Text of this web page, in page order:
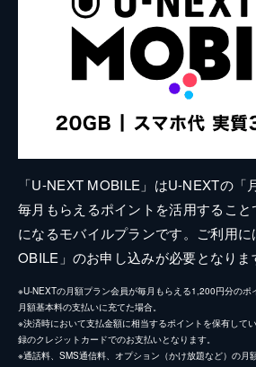
「U-NEXT MOBILE」はU-NEXTの「
毎月もらえるポイントを活用するこ
になるモバイルプランです。ご利用
OBILE」のお申し込みが必要となりま
※U-NEXTの月額プラン会員が毎月もらえる1,200円分の
月額基本料の支払いに充てた場合。
※決済時において支払金額に相当するポイントを保有して
録のクレジットカードでのお支払いとなります。
※通話料、SMS通信料、オプション（かけ放題など）の月